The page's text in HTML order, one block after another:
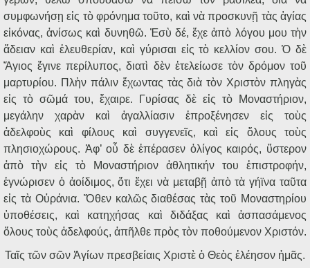
συμφωνήσῃ εἰς τὸ φρόνημα τοῦτο, καὶ νὰ προσκυνῇ τὰς ἁγίας
εἰκόνας, ἀνίσως καὶ δυνηθῶ. Ἐσὺ δέ, ἔχε ἀπὸ λόγου μου τὴν
ἄδειαν καὶ ἐλευθερίαν, καὶ γύρισαι εἰς τὸ κελλίον σου. Ὁ δὲ
Ἅγιος ἔγινε περίλυπος, διατὶ δὲν ἐτελείωσε τὸν δρόμον τοῦ
μαρτυρίου. Πλὴν πάλιν ἔχωντας τὰς διὰ τὸν Χριστὸν πληγὰς
εἰς τὸ σῶμά του, ἔχαιρε. Γυρίσας δὲ εἰς τὸ Μοναστήριον,
μεγάλην χαρὰν καὶ ἀγαλλίασιν ἐπροξένησεν εἰς τοὺς
ἀδελφοὺς καὶ φίλους καὶ συγγενεῖς, καὶ εἰς ὅλους τοὺς
πλησιοχώρους. Ἀφ’ οὗ δὲ ἐπέρασεν ὀλίγος καιρός, ὕστερον
ἀπὸ τὴν εἰς τὸ Μοναστήριον ἀθλητικήν του ἐπιστροφήν,
ἐγνώρισεν ὁ ἀοίδιμος, ὅτι ἔχει νὰ μεταβῇ ἀπὸ τὰ γήϊνα ταῦτα
εἰς τὰ Οὐράνια. Ὅθεν καλῶς διαθέσας τὰς τοῦ Μοναστηρίου
ὑποθέσεις, καὶ κατηχήσας καὶ διδάξας καὶ ἀσπασάμενος
ὅλους τοὺς ἀδελφούς, ἀπῆλθε πρὸς τὸν ποθούμενον Χριστόν.
Ταῖς τῶν σῶν Ἁγίων πρεσβείαις Χριστὲ ὁ Θεὸς ἐλέησον ἡμᾶς.